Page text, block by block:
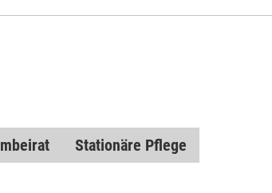
Stationäre Pflege